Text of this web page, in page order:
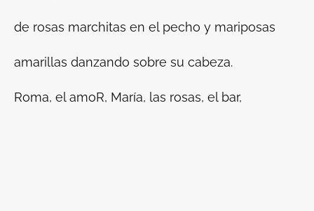
de rosas marchitas en el pecho y mariposas
amarillas danzando sobre su cabeza.
Roma, el amoR, María, las rosas, el bar,